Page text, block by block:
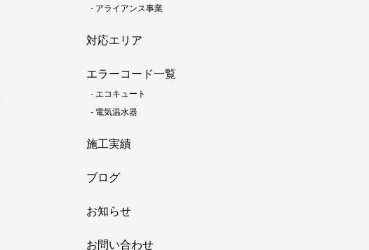
- アライアンス事業
対応エリア
エラーコード一覧
-エコキュート
- 電気温水器
施工実績
ブログ
お知らせ
お問い合わせ